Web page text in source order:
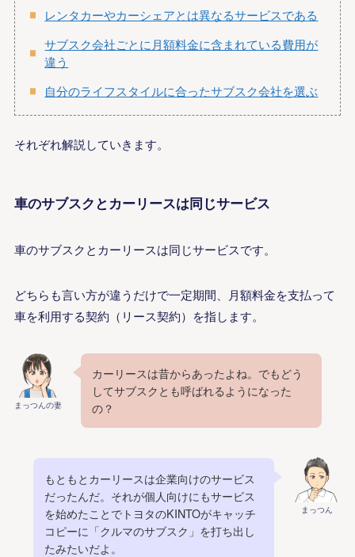
レンタカーやカーシェアとは異なるサービスである
サブスク会社ごとに月額料金に含まれている費用が
違う
自分のライフスタイルに合ったサブスク会社を選ぶ
それぞれ解説していきます。
車のサブスクとカーリースは同じサービス
車のサブスクとカーリースは同じサービスです。
どちらも言い方が違うだけで一定期間、月額料金を支払って
車を利用する契約（リース契約）を指します。
まっつんの妻
カーリースは昔からあったよね。でもどう
してサブスクとも呼ばれるようになった
の？
まっつん
もともとカーリースは企業向けのサービス
だったんだ。それが個人向けにもサービス
を始めたことでトヨタのKINTOがキャッチ
コピーに「クルマのサブスク」を打ち出し
たみたいだよ。